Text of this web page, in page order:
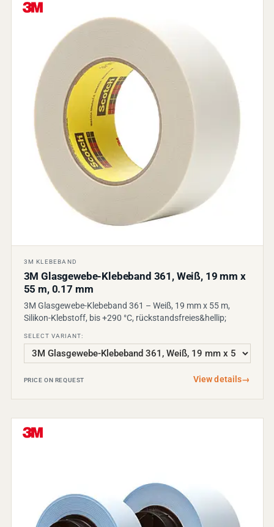
3M KLEBEBAND
3M Glasgewebe-Klebeband 361, Weiß, 19 mm x
55 m, 0.17 mm
3M Glasgewebe-Klebeband 361 – Weiß, 19 mm x 55 m,
Silikon-Klebstoff, bis +290 °C, rückstandsfreies&hellip;
SELECT VARIANT:
PRICE ON REQUEST View details→